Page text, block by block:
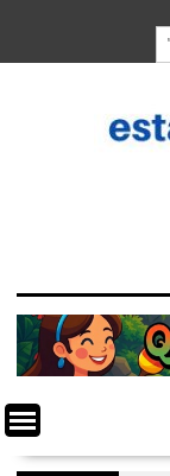
contenido